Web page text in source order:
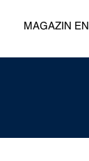
MAGAZIN EN